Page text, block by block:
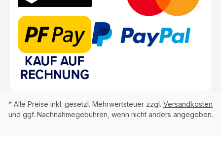
* Alle Preise inkl. gesetzl. Mehrwertsteuer zzgl. Versandkosten
und ggf. Nachnahmegebühren, wenn nicht anders angegeben.